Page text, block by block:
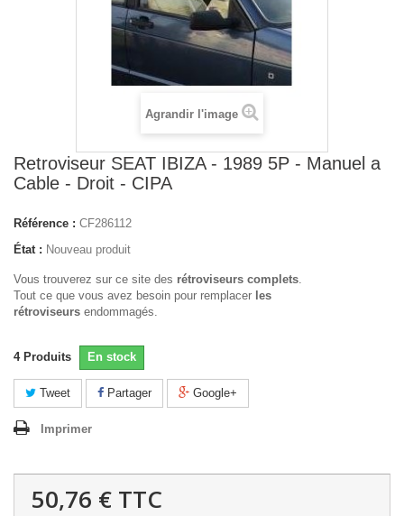
Agrandir l'image
Retroviseur SEAT IBIZA - 1989 5P - Manuel a
Cable - Droit - CIPA
Référence : CF286112
État : Nouveau produit
Vous trouverez sur ce site des rétroviseurs complets.
Tout ce que vous avez besoin pour remplacer les
rétroviseurs endommagés.
4 Produits En stock
Tweet Partager Google+
Imprimer
50,76 € TTC